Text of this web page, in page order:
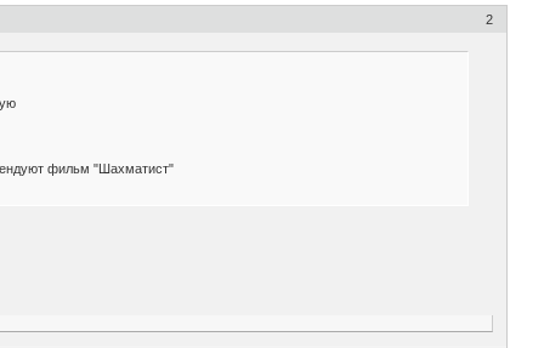
2
фильм "Шахматист"